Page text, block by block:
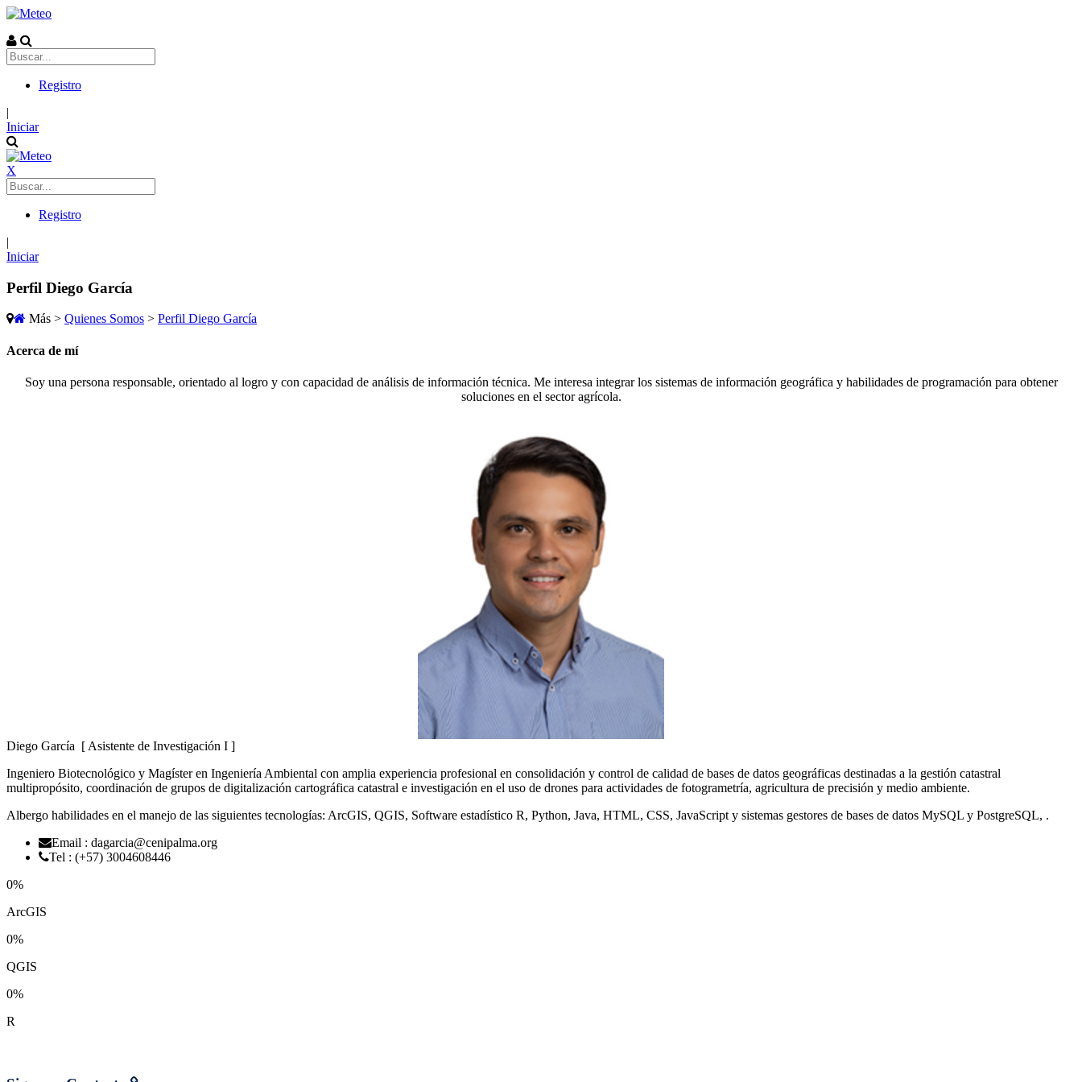
Registro
|
Iniciar
X
Registro
|
Iniciar
Perfil Diego García
Más > Quienes Somos > Perfil Diego García
Acerca de mí
Soy una persona responsable, orientado al logro y con capacidad de análisis de información técnica. Me interesa integrar los sistemas de información geográfica y habilidades de programación para obtener
soluciones en el sector agrícola.
Diego García [ Asistente de Investigación I ]
Ingeniero Biotecnológico y Magíster en Ingeniería Ambiental con amplia experiencia profesional en consolidación y control de calidad de bases de datos geográficas destinadas a la gestión catastral
multipropósito, coordinación de grupos de digitalización cartográfica catastral e investigación en el uso de drones para actividades de fotogrametría, agricultura de precisión y medio ambiente.
Albergo habilidades en el manejo de las siguientes tecnologías: ArcGIS, QGIS, Software estadístico R, Python, Java, HTML, CSS, JavaScript y sistemas gestores de bases de datos MySQL y PostgreSQL, .
Email : dagarcia@cenipalma.org
Tel : (+57) 3004608446
0%
ArcGIS
0%
QGIS
0%
R